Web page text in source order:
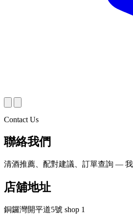
Contact Us
聯絡我們
清酒推薦、配對建議、訂單查詢 —
店舖地址
銅鑼灣開平道5號 shop 1